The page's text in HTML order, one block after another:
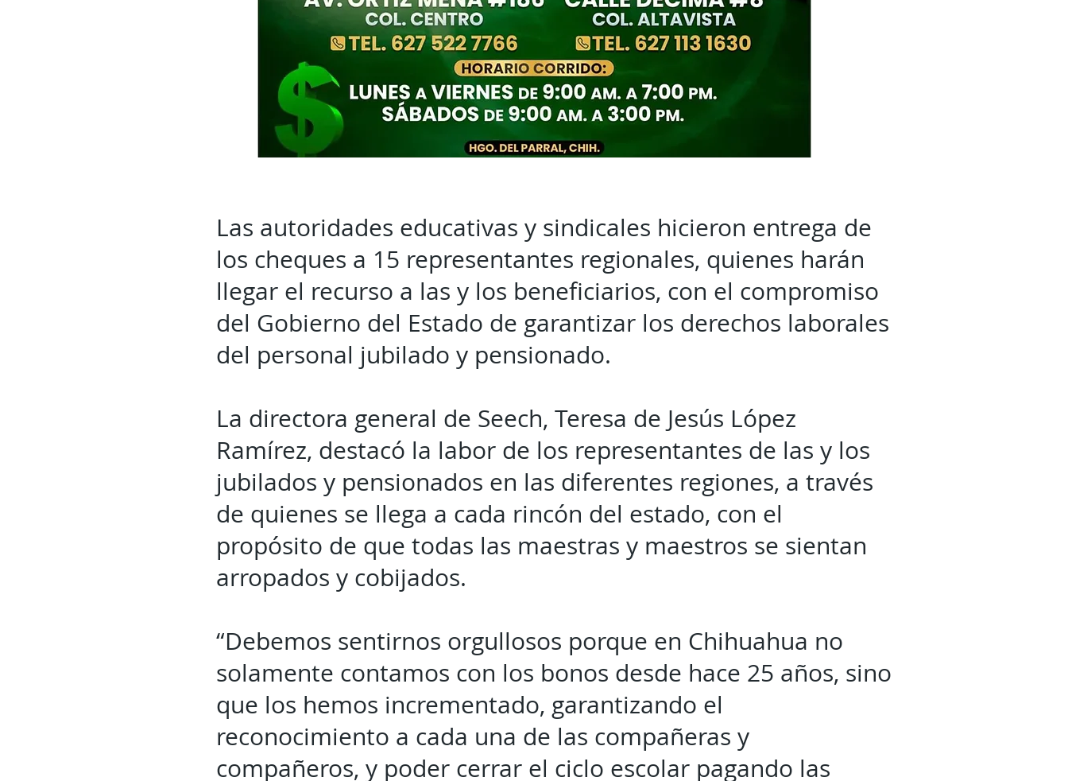
Las autoridades educativas y sindicales hicieron entrega de
los cheques a 15 representantes regionales, quienes harán
llegar el recurso a las y los beneficiarios, con el compromiso
del Gobierno del Estado de garantizar los derechos laborales
del personal jubilado y pensionado.
La directora general de Seech, Teresa de Jesús López
Ramírez, destacó la labor de los representantes de las y los
jubilados y pensionados en las diferentes regiones, a través
de quienes se llega a cada rincón del estado, con el
propósito de que todas las maestras y maestros se sientan
arropados y cobijados.
“Debemos sentirnos orgullosos porque en Chihuahua no
solamente contamos con los bonos desde hace 25 años, sino
que los hemos incrementado, garantizando el
reconocimiento a cada una de las compañeras y
compañeros, y poder cerrar el ciclo escolar pagando las